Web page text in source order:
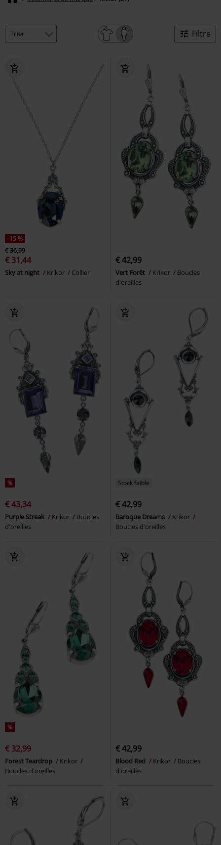
Filtre
-15 %
€ 36,99
€ 31,44
Sky at night Krikor Collier
€ 42,99
Vert Forêt Krikor
Boucles
d'oreilles
%
€ 43,34
Purple Streak Krikor
Boucles
d'oreilles
Stock faible
€ 42,99
Baroque Dreams
Krikor
Boucles d'oreilles
%
€ 32,99
Forest Teardrop
Krikor
Boucles d'oreilles
€ 42,99
Blood Red Krikor
Boucles
d'oreilles